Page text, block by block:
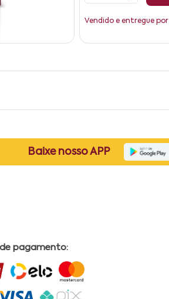
Vendido e entregue por
Baixe nosso APP
de pagamento: